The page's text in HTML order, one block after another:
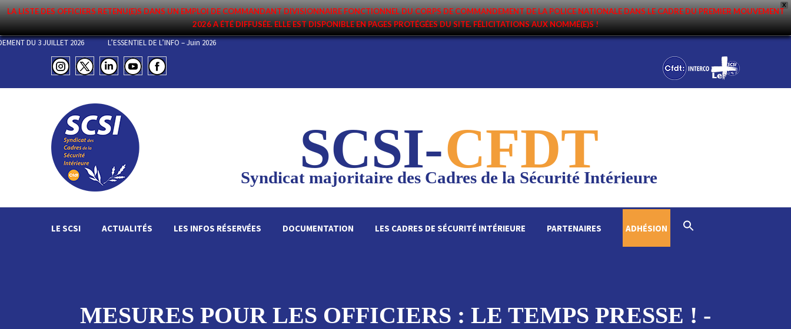
X
LA LISTE DES OFFICIERS RETENU(E)S DANS UN EMPLOI DE COMMANDANT DIVISIONNAIRE FONCTIONNEL DU CORPS DE COMMANDEMENT DE LA POLICE NATIONALE DANS LE CADRE DU PREMIER MOUVEMENT
2026 A ÉTÉ DIFFUSÉE. ELLE EST DISPONIBLE EN PAGES PROTÉGÉES DU SITE. FÉLICITATIONS AUX NOMMÉ(E)S !
COMMANDEMENT DU 3 JUILLET 2026 L’ESSENTIEL DE L’INFO – Juin 2026
SCSI-CFDT
Syndicat majoritaire des Cadres de la Sécurité Intérieure
LE SCSI ACTUALITÉS LES INFOS RÉSERVÉES DOCUMENTATION LES CADRES DE SÉCURITÉ INTÉRIEURE PARTENAIRES ADHÉSION
MESURES POUR LES OFFICIERS : LE TEMPS PRESSE ! -